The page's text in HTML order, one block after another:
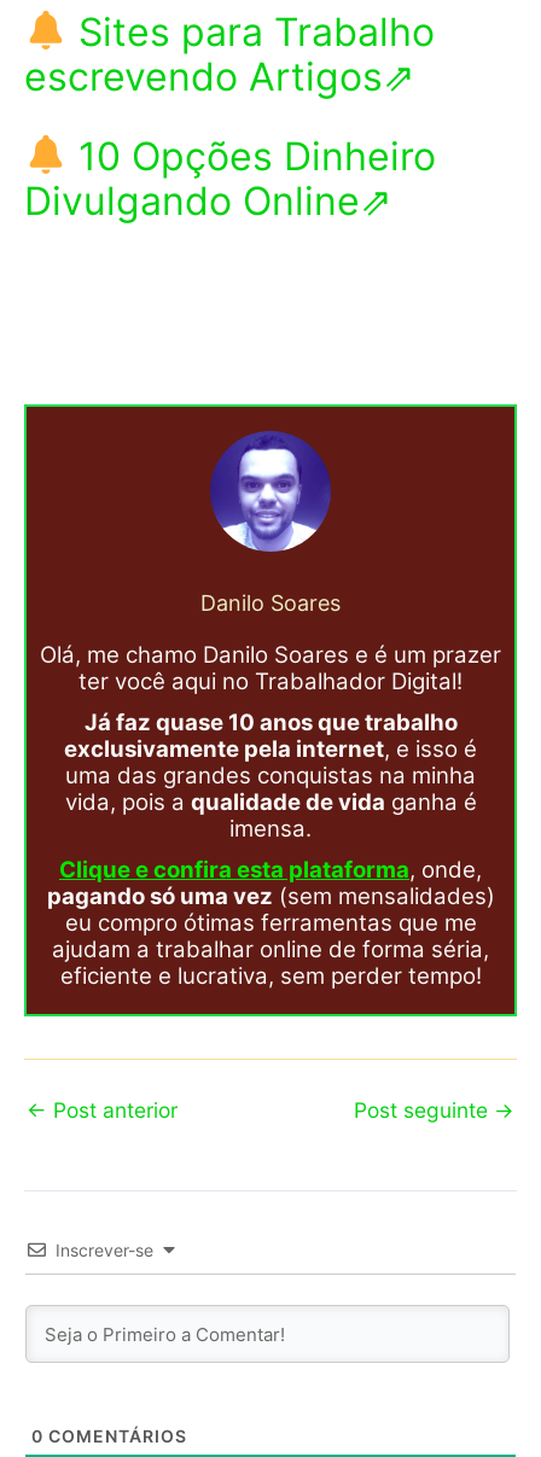
Sites para Trabalho
escrevendo Artigos⇗
10 Opções Dinheiro
Divulgando Online⇗
Danilo Soares
Olá, me chamo Danilo Soares e é um prazer
ter você aqui no Trabalhador Digital!
Já faz quase 10 anos que trabalho
exclusivamente pela internet, e isso é
uma das grandes conquistas na minha
vida, pois a qualidade de vida ganha é
imensa.
Clique e confira esta plataforma, onde,
pagando só uma vez (sem mensalidades)
eu compro ótimas ferramentas que me
ajudam a trabalhar online de forma séria,
eficiente e lucrativa, sem perder tempo!
← Post anterior Post seguinte →
Inscrever-se
0 COMENTÁRIOS